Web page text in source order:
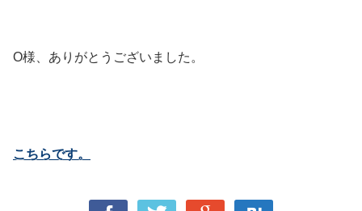
O様、ありがとうございました。
こちらです。